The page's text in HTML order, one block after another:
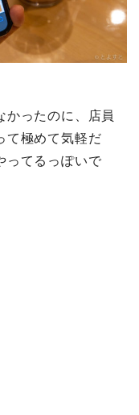
かったのに、店員
て極めて気軽だ
ってるっぽいで